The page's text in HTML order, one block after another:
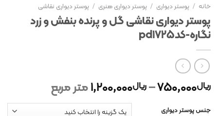
خانه / پوستر دیواری / پوستر دیواری هنری / پوستر دیواری نقاشی
پوستر دیواری نقاشی گل و پرنده بنفش و زرد
نگاره-کدpd1725
ریال750,000
–ریال1,200,000متر مربع
جنس پوستر دیواری